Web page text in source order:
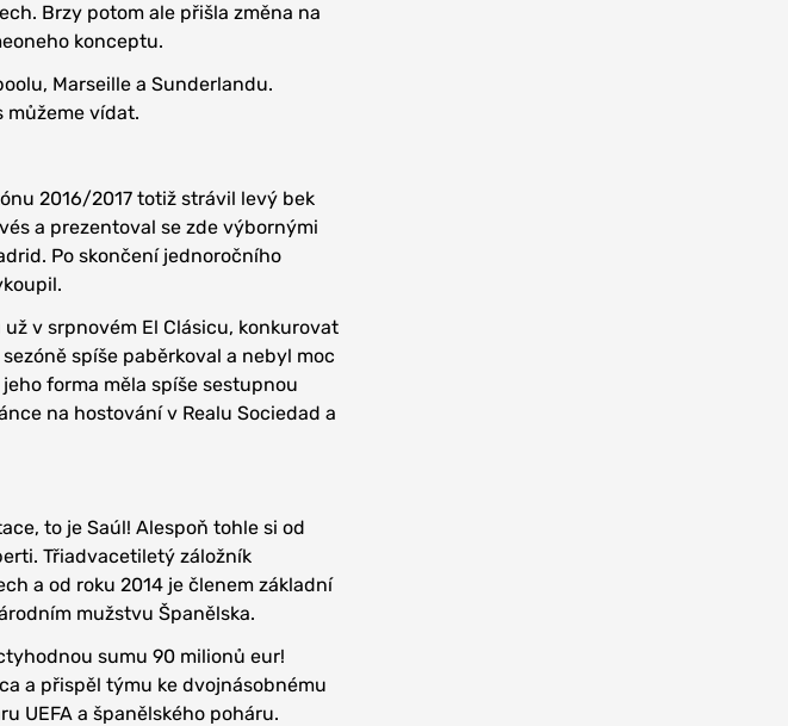
Brzy potom ale přišla změna na
konceptu.
Marseille a Sunderlandu.
můžeme vídat.
2016/2017 totiž strávil levý bek
a prezentoval se zde výbornými
Po skončení jednoročního
v srpnovém El Clásicu, konkurovat
spíše paběrkoval a nebyl moc
forma měla spíše sestupnou
na hostování v Realu Sociedad a
to je Saúl! Alespoň tohle si od
Třiadvacetiletý záložník
a od roku 2014 je členem základní
mužstvu Španělska.
sumu 90 milionů eur!
a přispěl týmu ke dvojnásobnému
UEFA a španělského poháru.